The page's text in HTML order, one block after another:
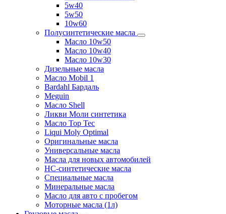
5w40
5w50
10w60
Полусинтетические масла
Масло 10w50
Масло 10w40
Масло 10w30
Дизельные масла
Масло Mobil 1
Bardahl Бардаль
Meguin
Масло Shell
Ликви Моли синтетика
Масло Top Tec
Liqui Moly Optimal
Оригинальные масла
Универсальные масла
Масла для новых автомобилей
HC-синтетические масла
Специальные масла
Минеральные масла
Масло для авто с пробегом
Моторные масла (1л)